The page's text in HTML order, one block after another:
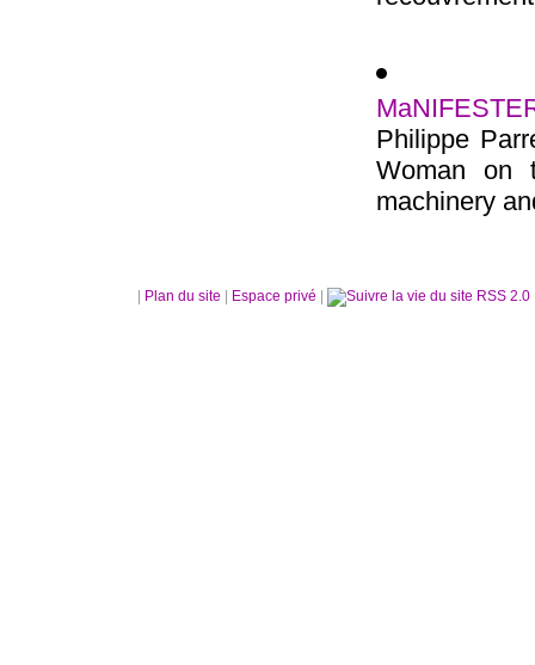
Philippe
Woman on
machinery
Plan du site Espace privé RSS 2.0